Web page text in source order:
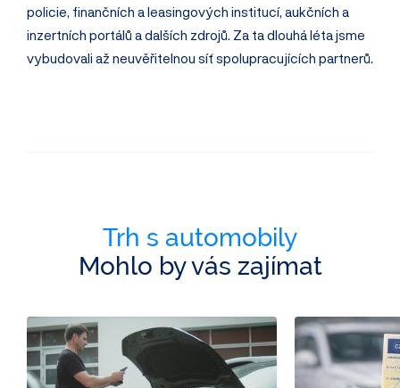
policie, finančních a leasingových institucí, aukčních a
inzertních portálů a dalších zdrojů. Za ta dlouhá léta jsme
vybudovali až neuvěřitelnou síť spolupracujících partnerů.
Trh s automobily
Mohlo by vás zajímat